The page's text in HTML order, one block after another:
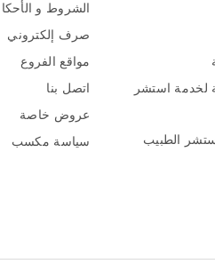
لخدمة استشر
الطبيب
الشروط و
صرف إلكتروني
مواقع الفروع
اتصل بنا
عروض خاصة
سياسة مكسب